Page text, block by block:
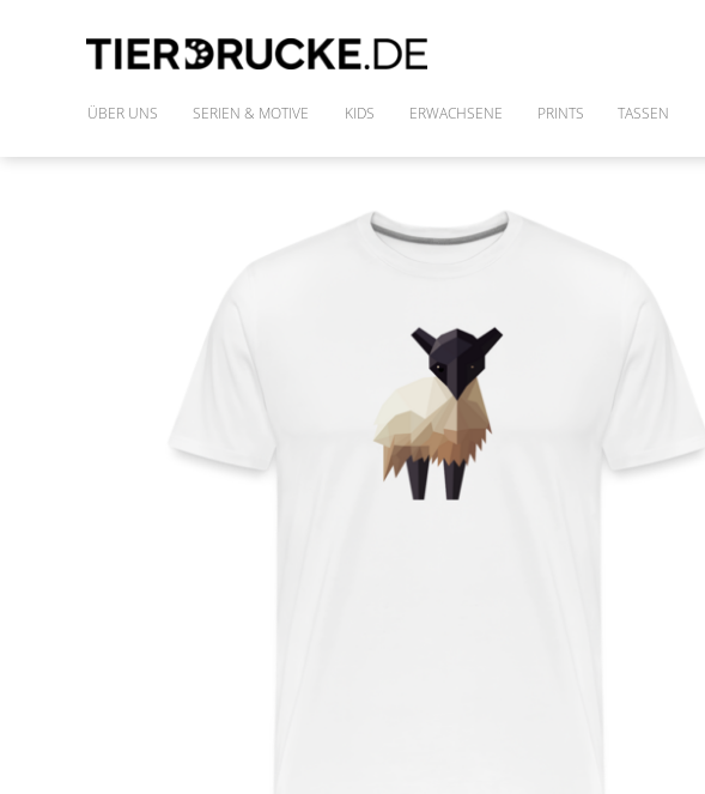
ÜBER UNS SERIEN & MOTIVE
IM WILDEN WALD
KIDS ERWACHSENE
SHIRTS
PRINTS TASSEN